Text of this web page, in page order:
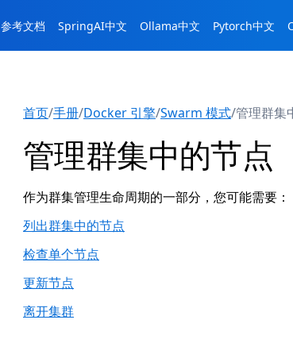
参考文档 SpringAI中文 Ollama中文 Pytorch中文
首页/手册/Docker 引擎/Swarm 模式/管理群集
管理群集中的节点
作为群集管理生命周期的一部分，您可能需要：
列出群集中的节点
检查单个节点
更新节点
离开集群